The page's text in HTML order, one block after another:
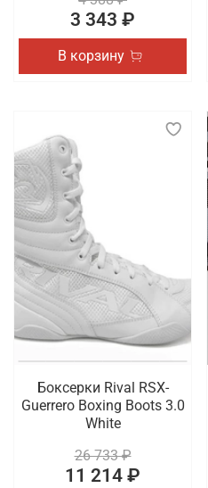
3 343 ₽
В корзину
Боксерки Rival RSX-
Guerrero Boxing Boots 3.0
White
26 733 ₽
11 214 ₽